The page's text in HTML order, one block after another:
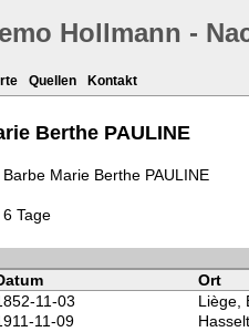
Hollmann -
Quellen Kontakt
Berthe PAULINE
Marie Berthe PAULINE
Tage
Ort
11-03
Liège,
11-09